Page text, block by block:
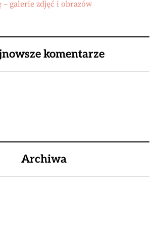
– galerie zdjęć i obrazów
komentarze
Archiwa